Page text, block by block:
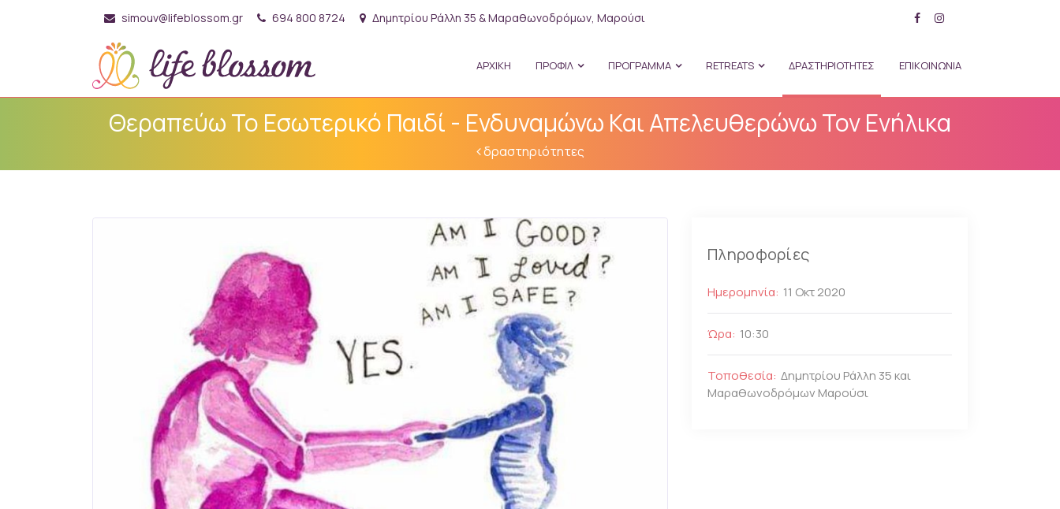
simouv@lifeblossom.gr 694 800 8724 Δημητρίου Ράλλη 35 & Μαραθωνοδρόμων, Μαρούσι
ΑΡΧΙΚΗ ΠΡΟΦΙΛ ΠΡΟΓΡΑΜΜΑ RETREATS ΔΡΑΣΤΗΡΙΟΤΗΤΕΣ ΕΠΙΚΟΙΝΩΝΙΑ
Θεραπεύω Το Εσωτερικό Παιδί - Ενδυναμώνω Και Απελευθερώνω Τον Ενήλικα
δραστηριότητες
Πληροφορίες
Ημερομηνία: 11 Οκτ 2020
Ώρα: 10:30
Τοποθεσία: Δημητρίου Ράλλη 35 και
Μαραθωνοδρόμων Μαρούσι